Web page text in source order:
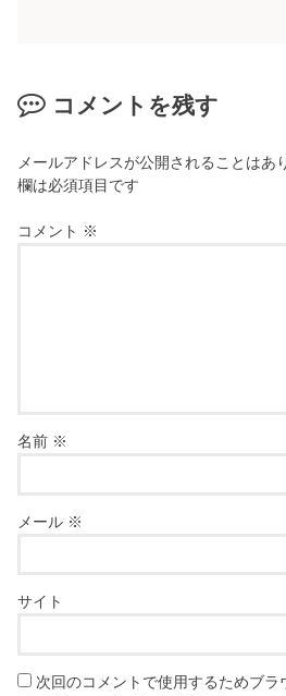
コメントを残す
メールアドレスが公開されることはあ
欄は必須項目です
コメント ※
名前 ※
メール ※
サイト
次回のコメントで使用するためブ